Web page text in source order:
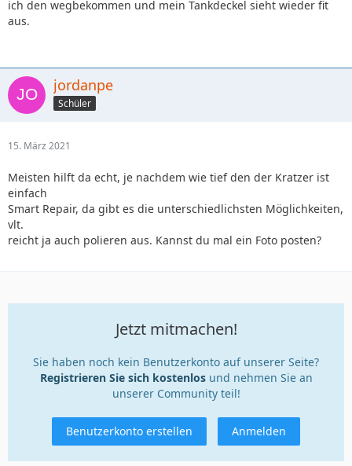
ich den wegbekommen und mein Tankdeckel sieht wieder fit
aus.
jordanpe
Schüler
15. März 2021
Meisten hilft da echt, je nachdem wie tief den der Kratzer ist
einfach
Smart Repair, da gibt es die unterschiedlichsten Möglichkeiten,
vlt.
reicht ja auch polieren aus. Kannst du mal ein Foto posten?
Jetzt mitmachen!
Sie haben noch kein Benutzerkonto auf unserer Seite?
Registrieren Sie sich kostenlosund nehmen Sie an
unserer Community teil!
Benutzerkonto erstellen Anmelden